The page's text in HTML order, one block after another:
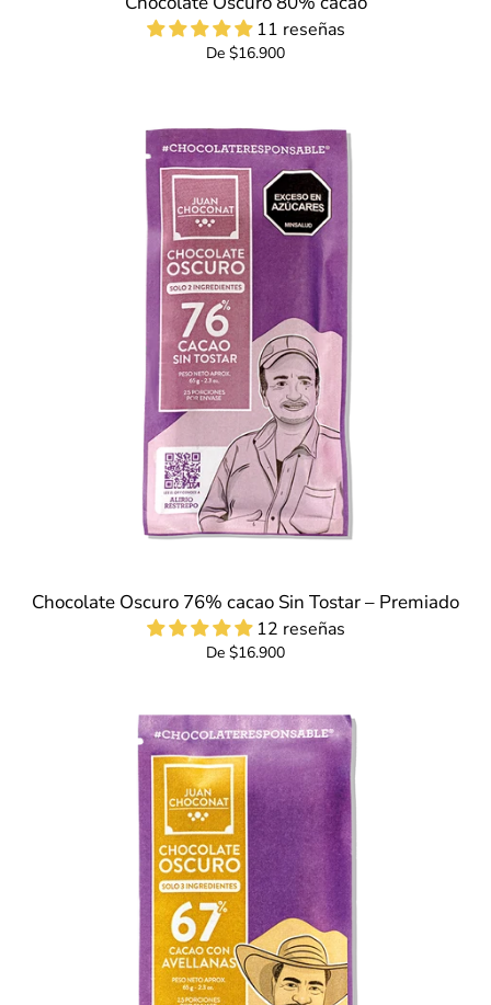
11 reseñas
De $16.900
Chocolate Oscuro 76% cacao Sin Tostar – Premiado
12 reseñas
De $16.900